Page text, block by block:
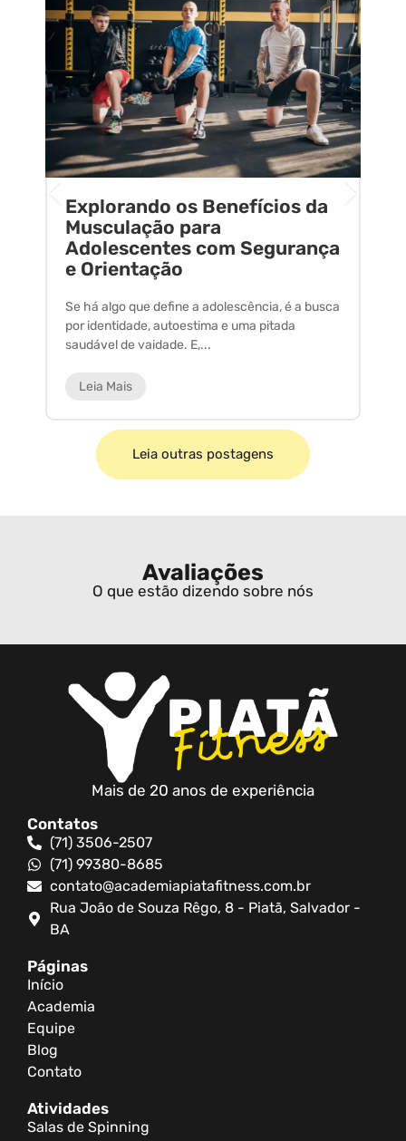
Explorando os Benefícios da
Musculação para
Adolescentes com Segurança
e Orientação
Se há algo que define a adolescência, é a busca
por identidade, autoestima e uma pitada
saudável de vaidade. E,...
Leia Mais
Leia outras postagens
Avaliações
O que estão dizendo sobre nós
Mais de 20 anos de experiência
Contatos
(71) 3506-2507
(71) 99380-8685
contato@academiapiatafitness.com.br
Rua João de Souza Rêgo, 8 - Piatã, Salvador -
BA
Páginas
Início
Academia
Equipe
Blog
Contato
Atividades
Salas de Spinning